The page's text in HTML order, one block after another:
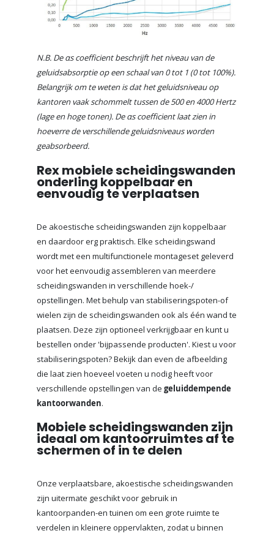
N.B. De αs coefficient beschrijft het niveau van de
geluidsabsorptie op een schaal van 0 tot 1 (0 tot 100%).
Belangrijk om te weten is dat het geluidsniveau op
kantoren vaak schommelt tussen de 500 en 4000 Hertz
(lage en hoge tonen). De αs coefficient laat zien in
hoeverre de verschillende geluidsniveaus worden
geabsorbeerd.
Rex mobiele scheidingswanden
onderling koppelbaar en
eenvoudig te verplaatsen
De akoestische scheidingswanden zijn koppelbaar
en daardoor erg praktisch. Elke scheidingswand
wordt met een multifunctionele montageset geleverd
voor het eenvoudig assembleren van meerdere
scheidingswanden in verschillende hoek-/
opstellingen. Met behulp van stabiliseringspoten-of
wielen zijn de scheidingswanden ook als één wand te
plaatsen. Deze zijn optioneel verkrijgbaar en kunt u
bestellen onder 'bijpassende producten'. Kiest u voor
stabiliseringspoten? Bekijk dan even de afbeelding
die laat zien hoeveel voeten u nodig heeft voor
verschillende opstellingen van de geluiddempende
kantoorwanden.
Mobiele scheidingswanden zijn
ideaal om kantoorruimtes af te
schermen of in te delen
Onze verplaatsbare, akoestische scheidingswanden
zijn uitermate geschikt voor gebruik in
kantoorpanden-en tuinen om een grote ruimte te
verdelen in kleinere oppervlakten, zodat u binnen